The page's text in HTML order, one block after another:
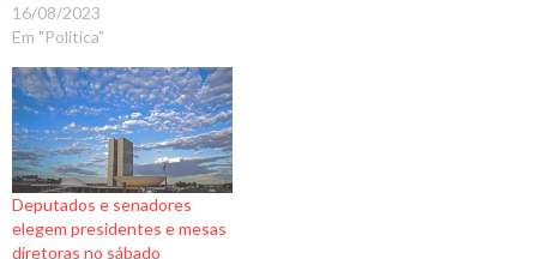
16/08/2023
Em "Política"
Deputados e senadores
elegem presidentes e mesas
diretoras no sábado